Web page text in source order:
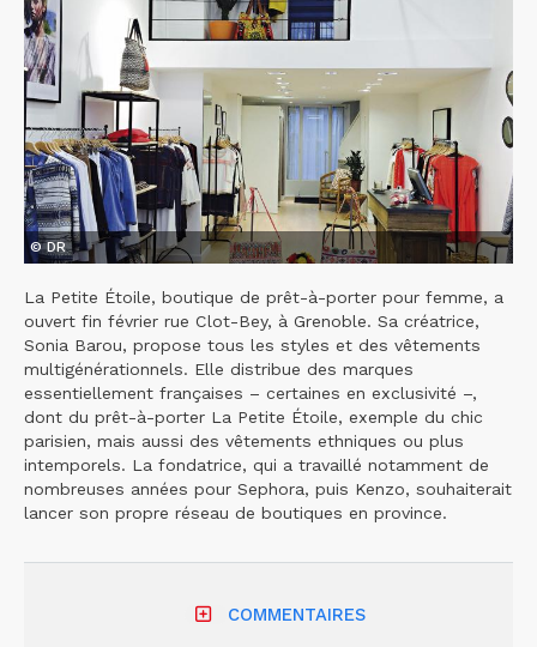
© DR
La Petite Étoile, boutique de prêt-à-porter pour femme, a
ouvert fin février rue Clot-Bey, à Grenoble. Sa créatrice,
Sonia Barou, propose tous les styles et des vêtements
multigénérationnels. Elle distribue des marques
essentiellement françaises – certaines en exclusivité –,
dont du prêt-à-porter La Petite Étoile, exemple du chic
parisien, mais aussi des vêtements ethniques ou plus
intemporels. La fondatrice, qui a travaillé notamment de
nombreuses années pour Sephora, puis Kenzo, souhaiterait
lancer son propre réseau de boutiques en province.
COMMENTAIRES